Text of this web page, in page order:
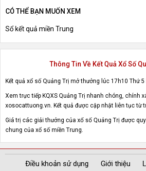
CÓ THỂ BẠN MUỐN XEM
Sổ kết quả miền Trung
Thông Tin Về Kết Quả Xổ Số
Kết quả xổ số Quảng Trị mở thưởng lúc 17h10 Thứ
Xem trực tiếp KQXS Quảng Trị nhanh chóng, chính
xosocattuong.vn. Kết quả được cập nhật liên tục từ
Giá trị các giải thưởng của xổ số Quảng Trị được
chung của xổ số miền Trung.
Điều khoản sử dụng Giới thiệu